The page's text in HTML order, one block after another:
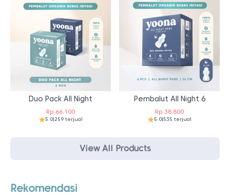
Duo Pack All Night
Rp 66.100
5.0|259 terjual
Pembalut All Night 6
Rp 38.800
5.0|535 terjual
View All Products
Rekomendasi